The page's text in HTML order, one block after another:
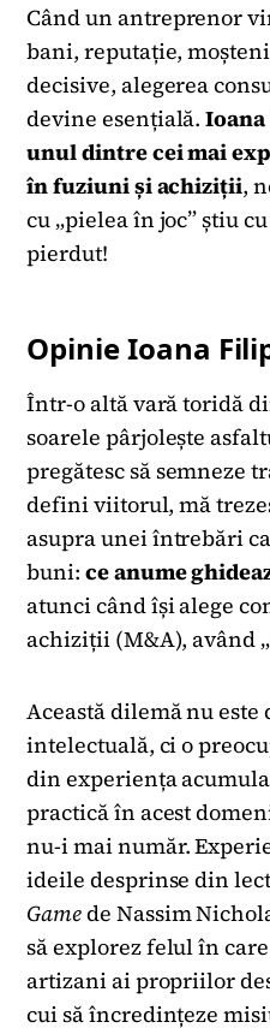
Când un antreprenor
bani, reputație,
decisive, alegerea
devine esențială.
unul dintre cei mai
în fuziuni și achiziții,
cu „pielea în joc” știu
pierdut!
Opinie Ioana
Într-o altă vară toridă
soarele pârjolește
pregătesc să semneze
defini viitorul, mă
asupra unei întrebări
buni:ce anume
atunci când își alege
achiziții (M&A), având
Această dilemă nu este
intelectuală, ci o
din experiența
practică în acest
nu-i mai număr.
ideile desprinse din
Gamede Nassim
să explorez felul în
artizani ai propriilor
cui să încredințeze